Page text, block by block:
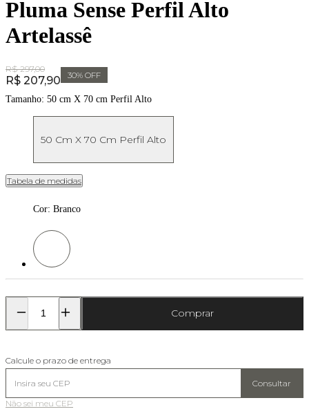
Pluma Sense Perfil Alto
Artelassê
Original Price:
R$ 297,00
Price:
R$ 207,90 30% OFF
Tamanho: 50 cm X 70 cm Perfil Alto
50 Cm X 70 Cm Perfil Alto
Tabela de medidas
Cor: Branco
Cor: Branco
Comprar
Calcule o prazo de entrega
Consultar
Não sei meu CEP